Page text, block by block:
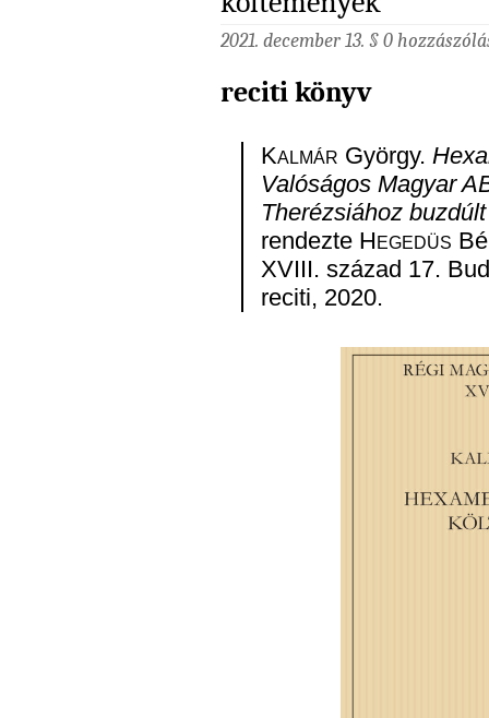
2021. december 13. § 0
reciti könyv
Kalmár György.
Valóságos Magyar
Therézsiához
rendezte Hegedüs
XVIII. század 17.
reciti, 2020.